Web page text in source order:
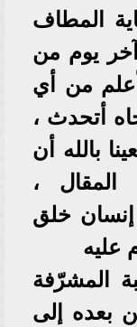
المطاف
يوم من
أعلم من أي
أتحدث ،
بالله أن
المقال ،
خلق
عليه
المشرّفة
بعده إلى